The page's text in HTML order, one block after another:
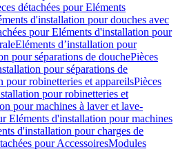
détachées pour Eléments
d'installation pour douches avec
pour Eléments d'installation pour
Eléments d’installation pour
pour séparations de douchePièces
pour séparations de
pour robinetteries et appareilsPièces
pour robinetteries et
pour machines à laver et lave-
Eléments d'installation pour machines
d'installation pour charges de
pour AccessoiresModules